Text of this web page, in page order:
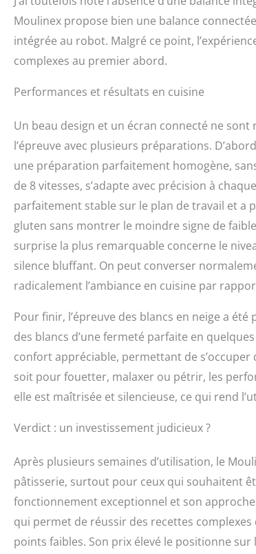
Moulinex propose bien une balance
intégrée au robot. Malgré ce point,
complexes au premier abord.
Performances et résultats en cuisine
Un beau design et un écran connecté ne sont
l’épreuve avec plusieurs préparations.
une préparation parfaitement homogène,
de 8 vitesses, s’adapte avec précision à
parfaitement stable sur le plan de travail et a
gluten sans montrer le moindre signe de
surprise la plus remarquable concerne le
silence bluffant. On peut converser
radicalement l’ambiance en cuisine par
Pour finir, l’épreuve des blancs en neige a
des blancs d’une fermeté parfaite en
confort appréciable, permettant de s’occuper
soit pour fouetter, malaxer ou pétrir, les
elle est maîtrisée et silencieuse, ce qui rend
Verdict : un investissement judicieux ?
Après plusieurs semaines d’utilisation, le
pâtisserie, surtout pour ceux qui souhaitent
fonctionnement exceptionnel et son
qui permet de réussir des recettes complexes
points faibles. Son prix élevé le positionne